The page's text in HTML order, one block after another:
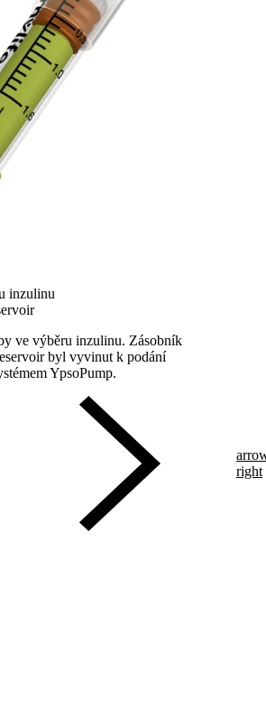
inzulinu
ve výběru inzulinu. Zásobník
byl vyvinut k podání
YpsoPump.
right